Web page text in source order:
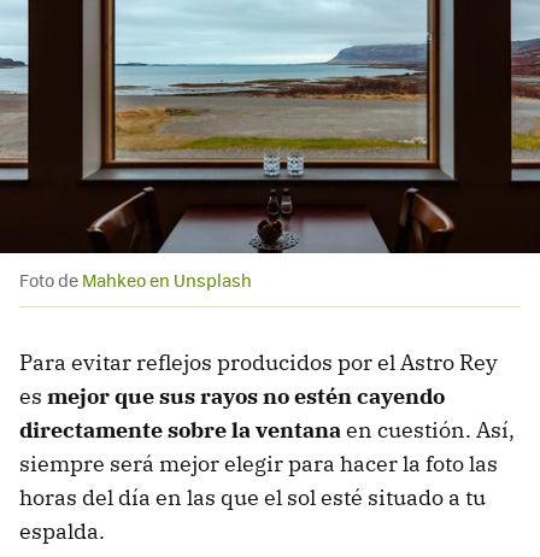
Foto de Mahkeo en Unsplash
Para evitar reflejos producidos por el Astro Rey
es mejor que sus rayos no estén cayendo
directamente sobre la ventanaen cuestión. Así,
siempre será mejor elegir para hacer la foto las
horas del día en las que el sol esté situado a tu
espalda.